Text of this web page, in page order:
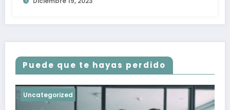
Puede que te hayas perdido
Uncategorized